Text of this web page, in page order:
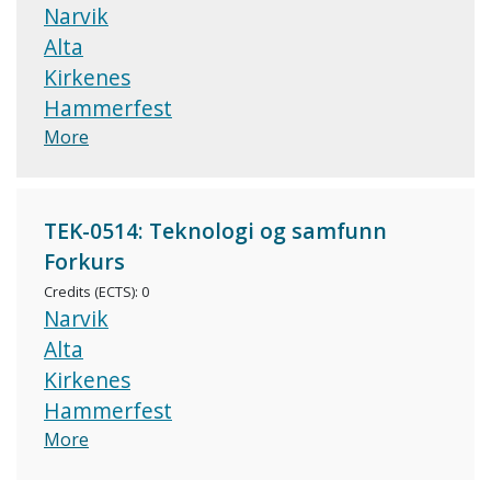
Narvik
Alta
Kirkenes
Hammerfest
More
TEK-0514: Teknologi og samfunn
Forkurs
Credits (ECTS): 0
Narvik
Alta
Kirkenes
Hammerfest
More